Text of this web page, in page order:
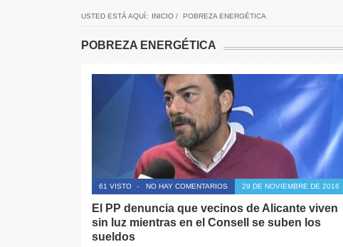
USTED ESTÁ AQUÍ: INICIO/ POBREZA ENERGÉTICA
POBREZA ENERGÉTICA
61 VISTO - NO HAY COMENTARIOS 29 DE NOVIEMBRE DE 2016
El PP denuncia que vecinos de Alicante viven
sin luz mientras en el Consell se suben los
sueldos